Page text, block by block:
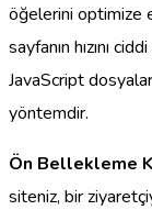
öğelerini optimize
sayfanın hızını
JavaScript
yöntemdir.
Ön Bellekleme
siteniz, bir